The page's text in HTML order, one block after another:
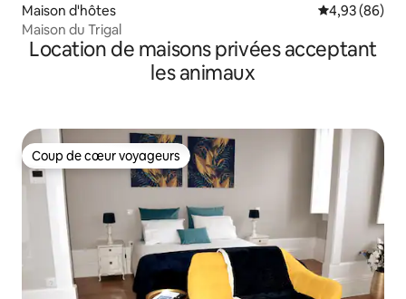
Maison d'hôtes Évaluation
4,93 (86)
Maison du Trigal
Location de maisons privées acceptant
les animaux
Coup de cœur voyageurs
Coup de cœur voyageurs